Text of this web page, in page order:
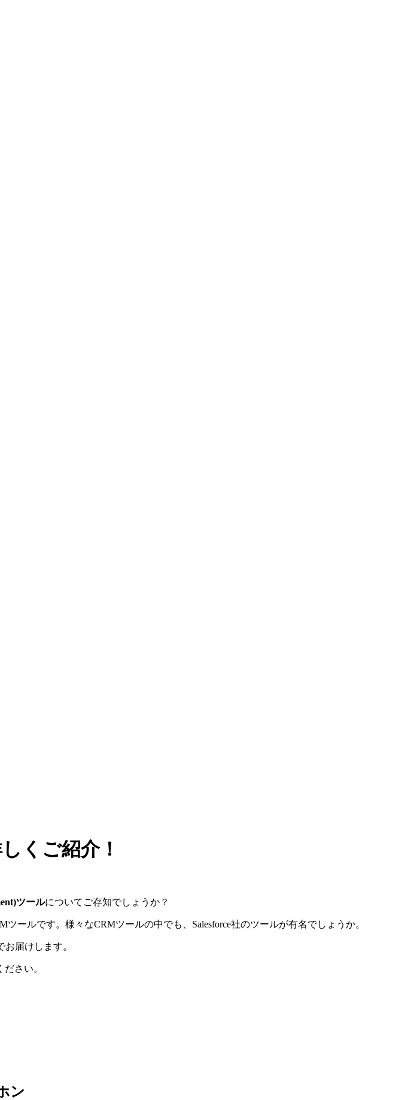
くご紹介！
ツールについてご存知でしょうか？
ールです。様々なCRMツールの中でも、Salesforce社のツールが有名でしょうか。
届けします。
さい。
ン